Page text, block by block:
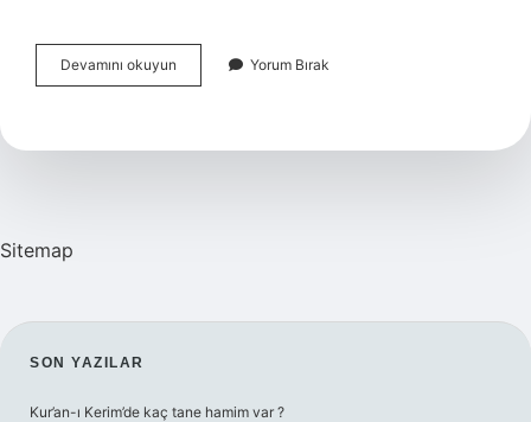
Devamını okuyun Uyanınca
Ayılmak
Yapılır
Yorum Bırak
Sitemap
SIDEBAR
SON YAZILAR
Kur’an-ı Kerim’de kaç tane hamim var ?